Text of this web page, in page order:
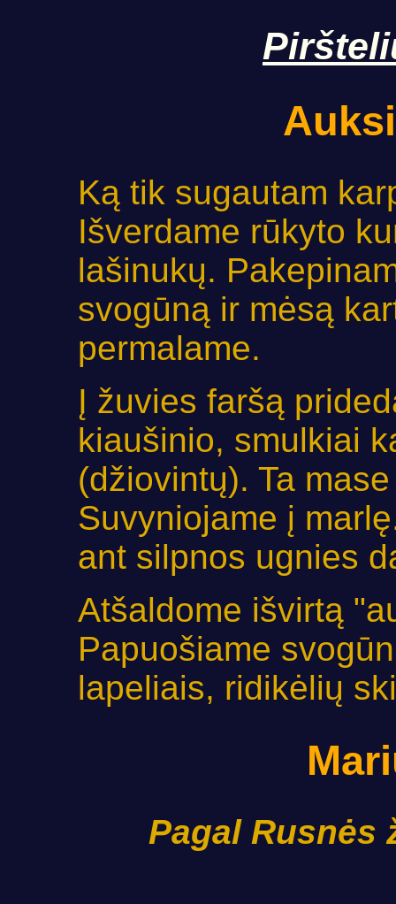
Ką tik sugautam
Išverdame rūkyto
lašinukų.
svogūną ir mėsą
permalame.
Į žuvies faršą
kiaušinio, smulkiai
(džiovintų). Ta
Suvyniojame į
ant silpnos ugnies
Atšaldome išvirtą
Papuošiame
lapeliais, ridikėlių
Pagal Rusnės